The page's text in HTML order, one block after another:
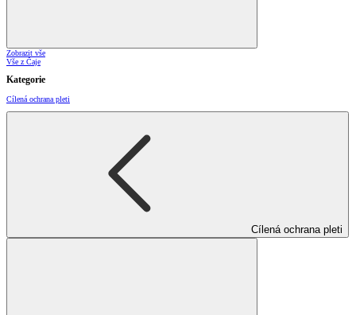
Zobrazit vše
Vše z Čaje
Kategorie
Cílená ochrana pleti
Cílená ochrana pleti